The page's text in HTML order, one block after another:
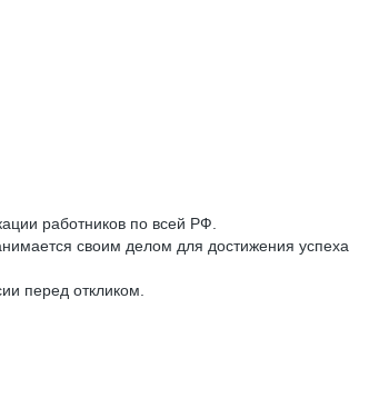
работников по всей РФ.
своим делом для достижения успеха
перед откликом.